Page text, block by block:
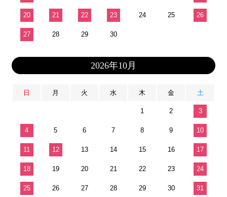
20 21 22 23 24 25 26
27 28 29 30
2026年10月
日 月 火 水 木 金 土
1 2 3
4 5 6 7 8 9 10
11 12 13 14 15 16 17
18 19 20 21 22 23 24
25 26 27 28 29 30 31